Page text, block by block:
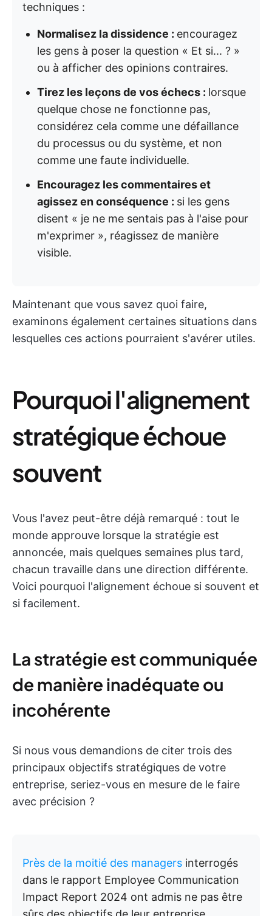
techniques :
Normalisez la dissidence : encouragez
les gens à poser la question « Et si... ? »
ou à afficher des opinions contraires.
Tirez les leçons de vos échecs : lorsque
quelque chose ne fonctionne pas,
considérez cela comme une défaillance
du processus ou du système, et non
comme une faute individuelle.
Encouragez les commentaires et
agissez en conséquence : si les gens
disent « je ne me sentais pas à l'aise pour
m'exprimer », réagissez de manière
visible.
Maintenant que vous savez quoi faire,
examinons également certaines situations dans
lesquelles ces actions pourraient s'avérer utiles.
Pourquoi l'alignement
stratégique échoue
souvent
Vous l'avez peut-être déjà remarqué : tout le
monde approuve lorsque la stratégie est
annoncée, mais quelques semaines plus tard,
chacun travaille dans une direction différente.
Voici pourquoi l'alignement échoue si souvent et
si facilement.
La stratégie est communiquée
de manière inadéquate ou
incohérente
Si nous vous demandions de citer trois des
principaux objectifs stratégiques de votre
entreprise, seriez-vous en mesure de le faire
avec précision ?
Près de la moitié des managers interrogés
dans le rapport Employee Communication
Impact Report 2024 ont admis ne pas être